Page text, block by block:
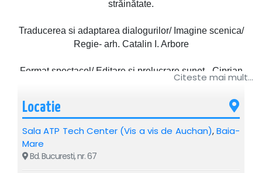
străinătate.
Traducerea si adaptarea dialogurilor/ Imagine scenica/
Regie- arh. Catalin I. Arbore
Format spectacol/ Editare si prelucrare sunet- Ciprian
CARMEN-Adina Papadimas
Citeste mai mult...
Locatie
Sala ATP Tech Center (Vis a vis de Auchan),Baia-
Mare
Bd. Bucuresti, nr. 67